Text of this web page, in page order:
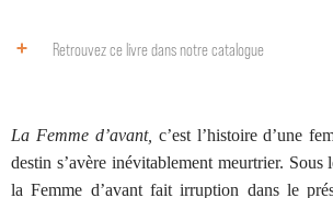
Retrouvez ce livre dans notre catalogue
La Femme d’avant, c’est l’histoire d’une
destin s’avère inévitablement meurtrier.
la Femme d’avant fait irruption dans le